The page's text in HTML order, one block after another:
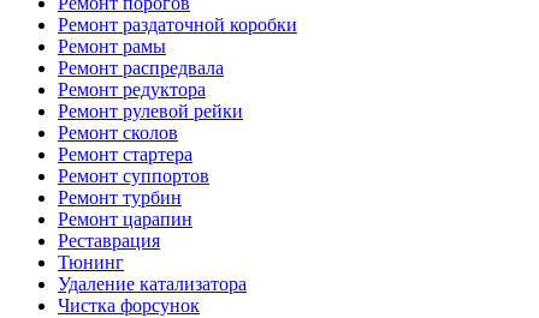
Ремонт раздаточной коробки
Ремонт рамы
Ремонт распредвала
Ремонт редуктора
Ремонт рулевой рейки
Ремонт сколов
Ремонт стартера
Ремонт суппортов
Ремонт турбин
Ремонт царапин
Реставрация
Тюнинг
Удаление катализатора
Чистка форсунок